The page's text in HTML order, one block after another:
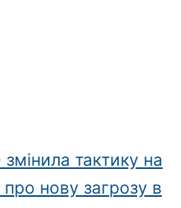
тактику на
нову загрозу в